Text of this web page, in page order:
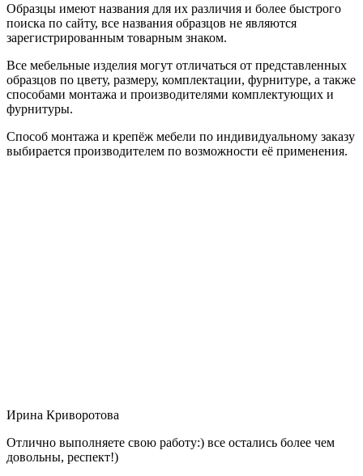
Образцы имеют названия для их различия и более быстрого
поиска по сайту, все названия образцов не являются
зарегистрированным товарным знаком.
Все мебельные изделия могут отличаться от представленных
образцов по цвету, размеру, комплектации, фурнитуре, а также
способами монтажа и производителями комплектующих и
фурнитуры.
Способ монтажа и крепёж мебели по индивидуальному заказу
выбирается производителем по возможности её применения.
Ирина Криворотова
Отлично выполняете свою работу:) все остались более чем
довольны, респект!)